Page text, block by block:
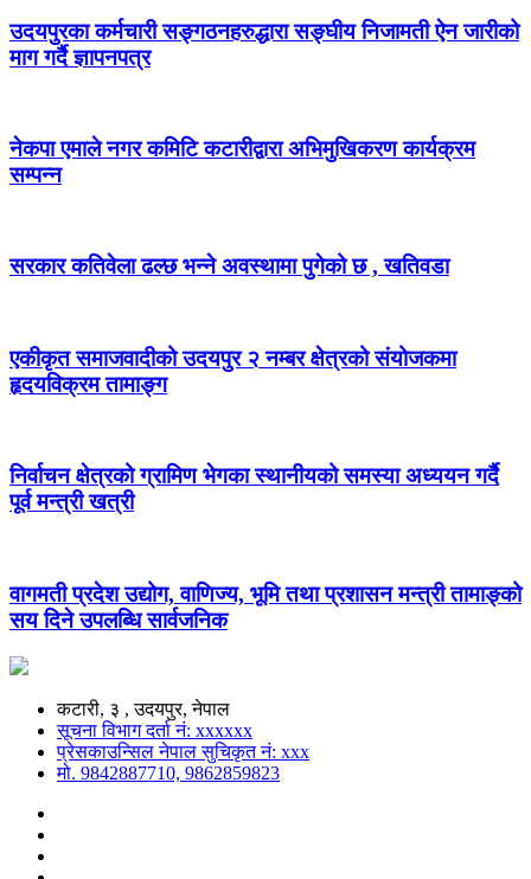
उदयपुरका कर्मचारी सङ्गठनहरुद्धारा सङ्घीय निजामती ऐन जारीको
माग गर्दै ज्ञापनपत्र
नेकपा एमाले नगर कमिटि कटारीद्वारा अभिमुखिकरण कार्यक्रम
सम्पन्न
सरकार कतिवेला ढल्छ भन्ने अवस्थामा पुगेको छ , खतिवडा
एकीकृत समाजवादीको उदयपुर २ नम्बर क्षेत्रको संयोजकमा
हृदयविक्रम तामाङ्ग
निर्वाचन क्षेत्रको ग्रामिण भेगका स्थानीयको समस्या अध्ययन गर्दै
पूर्व मन्त्री खत्री
वागमती प्रदेश उद्योग, वाणिज्य, भूमि तथा प्रशासन मन्त्री तामाङ्को
सय दिने उपलब्धि सार्वजनिक
कटारी, ३ , उदयपुर, नेपाल
सूचना विभाग दर्ता नं: xxxxxx
प्रेसकाउन्सिल नेपाल सुचिकृत नं: xxx
मो. 9842887710, 9862859823